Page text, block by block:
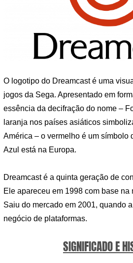
O logotipo do Dreamcast é uma
jogos da Sega. Apresentado em
essência da decifração do nome –
laranja nos países asiáticos
América – o vermelho é um símbolo
Azul está na Europa.
Dreamcast é a quinta geração de
Ele apareceu em 1998 com base na
Saiu do mercado em 2001, quando
negócio de plataformas.
SIGNIFICADO E